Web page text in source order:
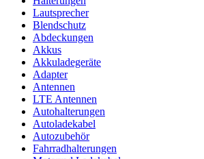
Lautsprecher
Blendschutz
Abdeckungen
Akkus
Akkuladegeräte
Adapter
Antennen
LTE Antennen
Autohalterungen
Autoladekabel
Autozubehör
Fahrradhalterungen